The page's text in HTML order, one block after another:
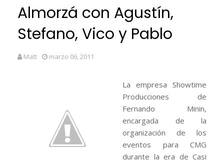
Almorzá con Agustín,
Stefano, Vico y Pablo
Matt marzo 06, 2011
La empresa Showtime
Producciones de
Fernando Minin,
encargada de la
organización de los
eventos para CMG
durante la era de Casi